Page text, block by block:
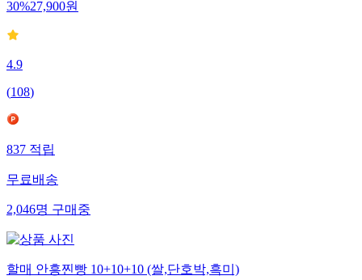
30%27,900원
4.9
(108)
837적립
무료배송
2,046명구매중
할매 안흥찐빵 10+10+10 (쌀,단호박,흑미)